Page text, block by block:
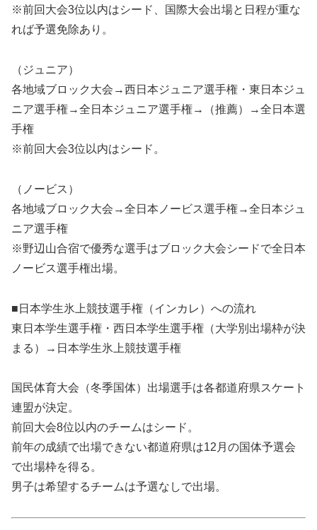
※前回大会3位以内はシード、国際大会出場と日程が重な
れば予選免除あり。
（ジュニア）
各地域ブロック大会→西日本ジュニア選手権・東日本ジュ
ニア選手権→全日本ジュニア選手権→（推薦）→全日本選
手権
※前回大会3位以内はシード。
（ノービス）
各地域ブロック大会→全日本ノービス選手権→全日本ジュ
ニア選手権
※野辺山合宿で優秀な選手はブロック大会シードで全日本
ノービス選手権出場。
■日本学生氷上競技選手権（インカレ）への流れ
東日本学生選手権・西日本学生選手権（大学別出場枠が決
まる）→日本学生氷上競技選手権
国民体育大会（冬季国体）出場選手は各都道府県スケート
連盟が決定。
前回大会8位以内のチームはシード。
前年の成績で出場できない都道府県は12月の国体予選会
で出場枠を得る。
男子は希望するチームは予選なしで出場。